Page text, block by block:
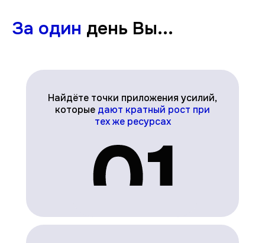
За один день Вы...
Найдёте точки приложения усилий,
которые дают кратный рост при
тех же ресурсах